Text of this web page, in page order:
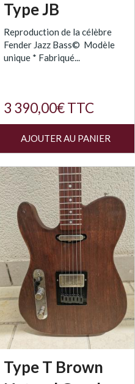
Type JB
Reproduction de la célèbre
Fender Jazz Bass© Modèle
unique * Fabriqué...
3 390,00€ TTC
AJOUTER AU PANIER
Type T Brown